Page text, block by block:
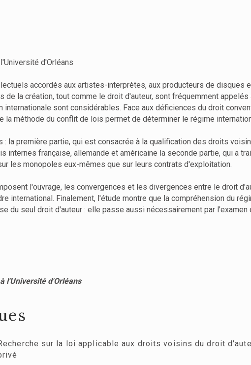
d'Orléans
accordés aux artistes-interprètes, aux producteurs de disques
la création, tout comme le droit d'auteur, sont fréquemment
sont considérables. Face aux déficiences du droit
méthode du conflit de lois permet de déterminer le régime
la première partie, qui est consacrée à la qualification des droits
française, allemande et américaine la seconde partie, qui a
les monopoles eux-mêmes que sur leurs contrats d'exploitation.
l'ouvrage, les convergences et les divergences entre le droit
international. Finalement, l'étude montre que la compréhension du
du seul droit d'auteur : elle passe aussi nécessairement par
l'Université d'Orléans
sur la loi applicable aux droits voisins du droit